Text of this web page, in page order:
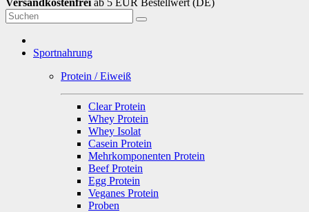
Sportnahrung
Protein / Eiweiß
Clear Protein
Whey Protein
Whey Isolat
Casein Protein
Mehrkomponenten Protein
Beef Protein
Egg Protein
Veganes Protein
Proben